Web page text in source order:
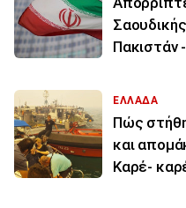
Πακιστάν
ΕΛΛΑΔΑ
Πώς
και
Καρέ-